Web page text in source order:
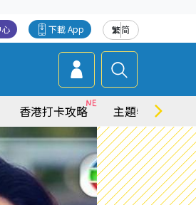
繁简
下載 App
香港打卡攻略 主題特集